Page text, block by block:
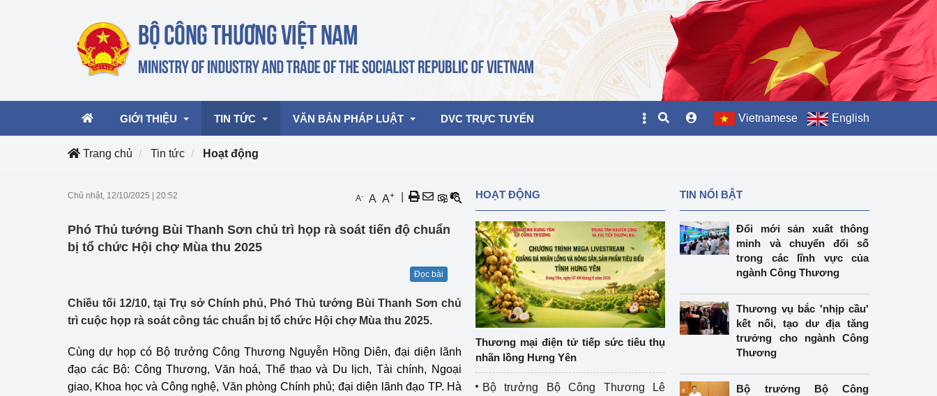
GIỚI THIỆU
Cơ cấu tổ chức
TIN TỨC
Hoạt động của Lãnh đạo Bộ
mại, Dịch vụ Việt Nam 2026
Công Thương - Công luận
Họp báo
Thông cáo báo chí
Điểm báo
Chuyển đổi số
Lịch sử phát triển
VĂN BẢN PHÁP LUẬT DVC TRỰC TUYẾN Vietnamese English
Trang chủ Tin tức Hoạt động
Chủ nhật, 12/10/2025 20:52 A- A A+
Phó Thủ tướng Bùi Thanh Sơn chủ trì họp rà soát tiến độ chuẩn
bị tổ chức Hội chợ Mùa thu 2025
Đọc bài
Chiều tối 12/10, tại Trụ sở Chính phủ, Phó Thủ tướng Bùi Thanh Sơn chủ
trì cuộc họp rà soát công tác chuẩn bị tổ chức Hội chợ Mùa thu 2025.
Cùng dự họp có Bộ trưởng Công Thương Nguyễn Hồng Diên, đại diện lãnh
đạo các Bộ: Công Thương, Văn hoá, Thể thao và Du lịch, Tài chính, Ngoại
giao, Khoa học và Công nghệ, Văn phòng Chính phủ; đại diện lãnh đạo TP. Hà
HOẠT ĐỘNG
Thương mại điện tử tiếp sức tiêu thụ
nhãn lồng Hưng Yên
Bộ trưởng Bộ Công Thương Lê
TIN NỔI BẬT
Đổi mới sản xuất thông
minh và chuyển đổi số
trong các lĩnh vực của
ngành Công Thương
Thương vụ bắc 'nhịp cầu'
kết nối, tạo dư địa tăng
trưởng cho ngành Công
Thương
Bộ trưởng Bộ Công